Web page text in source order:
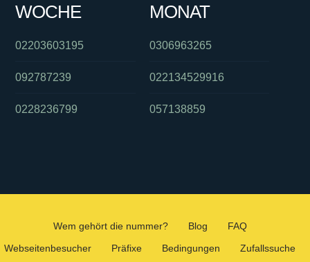
WOCHE
02203603195
092787239
0228236799
MONAT
0306963265
022134529916
057138859
Wem gehört die nummer? Blog
FAQ
Webseitenbesucher
Präfixe Bedingungen Zufallssuche